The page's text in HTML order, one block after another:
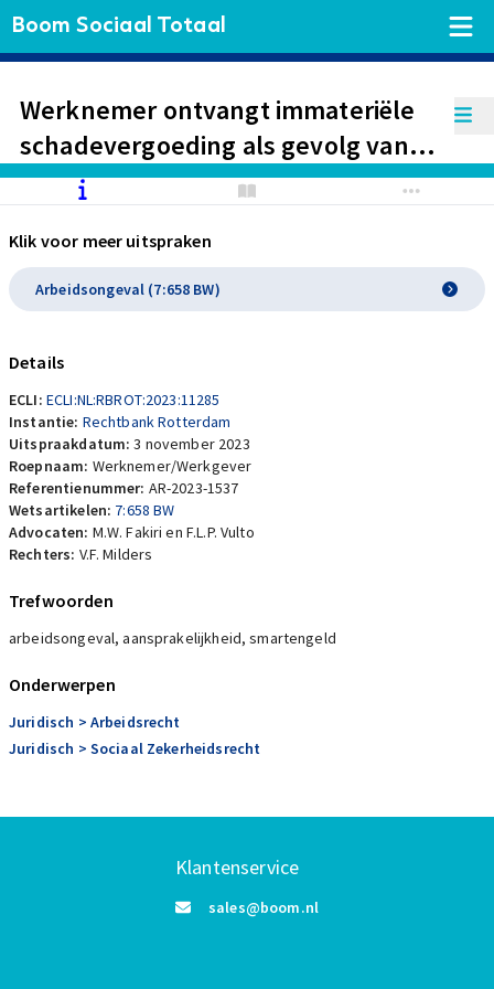
Boom Sociaal Totaal
Werknemer ontvangt immateriële
schadevergoeding als gevolg van
een arbeidsongeval.
Klik voor meer uitspraken
Arbeidsongeval (7:658 BW)
Details
ECLI: ECLI:NL:RBROT:2023:11285
Instantie: Rechtbank Rotterdam
Uitspraakdatum:3 november 2023
Roepnaam: Werknemer/Werkgever
Referentienummer: AR-2023-1537
Wetsartikelen: 7:658 BW
Advocaten: M.W. Fakiri en F.L.P. Vulto
Rechters: V.F. Milders
Trefwoorden
arbeidsongeval, aansprakelijkheid, smartengeld
Onderwerpen
Juridisch > Arbeidsrecht
Juridisch > Sociaal Zekerheidsrecht
Klantenservice
sales@boom.nl